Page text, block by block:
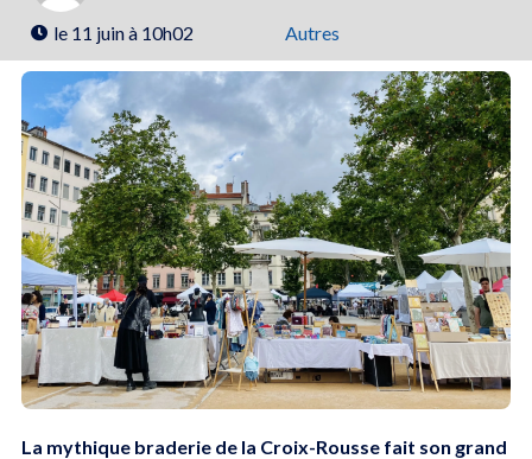
le 11 juin à 10h02 Autres
La mythique braderie de la Croix-Rousse fait son grand